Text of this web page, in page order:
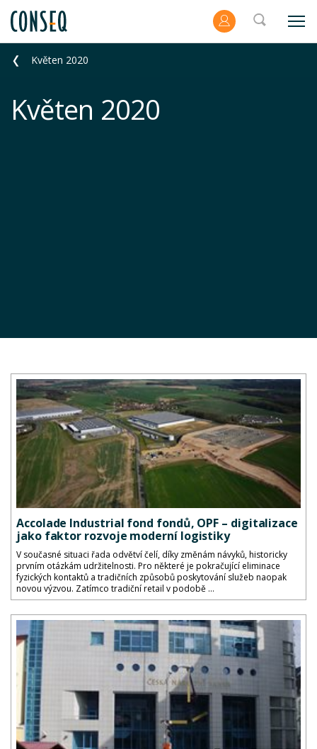
Květen 2020
Květen 2020
Accolade Industrial fond fondů, OPF – digitalizace
jako faktor rozvoje moderní logistiky
V současné situaci řada odvětví čelí, díky změnám návyků, historicky
prvním otázkám udržitelnosti. Pro některé je pokračující eliminace
fyzických kontaktů a tradičních způsobů poskytování služeb naopak
novou výzvou. Zatímco tradiční retail v podobě ...